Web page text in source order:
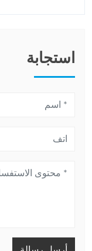
استجابة